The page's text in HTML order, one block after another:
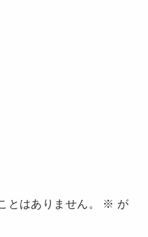
とはありません。 ※ が